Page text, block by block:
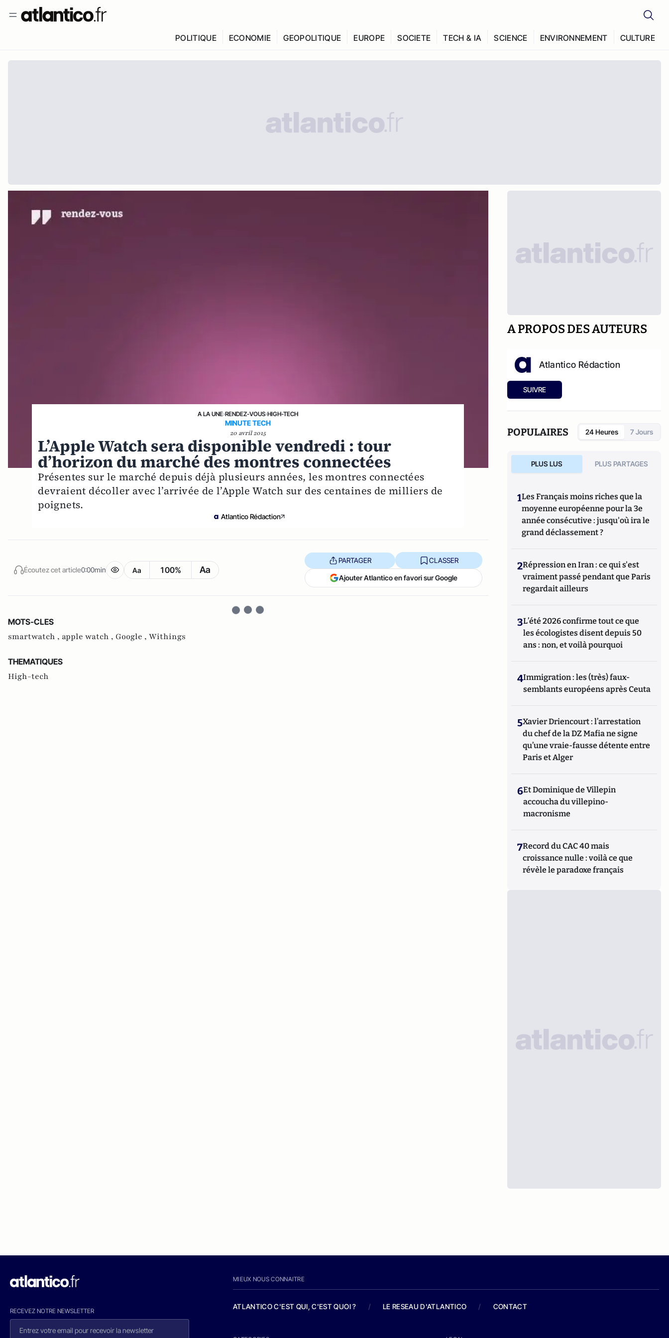
POLITIQUE ECONOMIE GEOPOLITIQUE EUROPE SOCIETE TECH & IA SCIENCE ENVIRONNEMENT CULTURE
A LA UNE›RENDEZ-VOUS›HIGH-TECH
MINUTE TECH
20 avril 2015
L’Apple Watch sera disponible vendredi : tour
d’horizon du marché des montres connectées
Présentes sur le marché depuis déjà plusieurs années, les montres connectées
devraient décoller avec l’arrivée de l’Apple Watch sur des centaines de milliers de
poignets.
Atlantico Rédaction
Écoutez cet article0:00min Aa 100% Aa
PARTAGER CLASSER
Ajouter Atlantico en favori sur Google
MOTS-CLES
smartwatch , apple watch , Google , Withings
THEMATIQUES
High-tech
A PROPOS DES AUTEURS
Atlantico Rédaction
SUIVRE
POPULAIRES 24 Heures 7 Jours
PLUS LUS PLUS PARTAGES
1Les Français moins riches que la
moyenne européenne pour la 3e
année consécutive : jusqu'où ira le
grand déclassement ?
2Répression en Iran : ce qui s'est
vraiment passé pendant que Paris
regardait ailleurs
3L’été 2026 confirme tout ce que
les écologistes disent depuis 50
ans : non, et voilà pourquoi
4Immigration : les (très) faux-
semblants européens après Ceuta
5Xavier Driencourt : l’arrestation
du chef de la DZ Mafia ne signe
qu’une vraie-fausse détente entre
Paris et Alger
6Et Dominique de Villepin
accoucha du villepino-
macronisme
7Record du CAC 40 mais
croissance nulle : voilà ce que
révèle le paradoxe français
RECEVEZ NOTRE NEWSLETTER
MIEUX NOUS CONNAITRE
ATLANTICO C'EST QUI, C'EST QUOI ? / LE RESEAU D'ATLANTICO / CONTACT